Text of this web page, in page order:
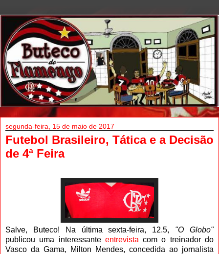
segunda-feira, 15 de maio de 2017
Futebol Brasileiro, Tática e a Decisão
de 4ª Feira
Salve, Buteco! Na última sexta-feira, 12.5, "O Globo"
publicou uma interessante entrevista com o treinador do
Vasco da Gama, Milton Mendes, concedida ao jornalista